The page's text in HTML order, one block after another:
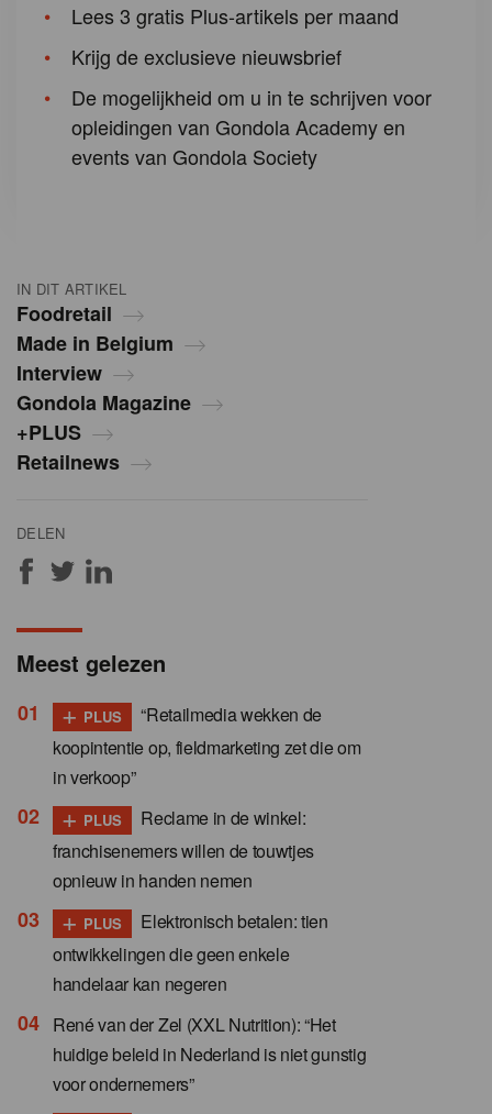
IN DIT ARTIKEL
Foodretail
Made in Belgium
Interview
Gondola Magazine
+PLUS
Retailnews
DELEN
Lees 3 gratis Plus-artikels per maand
Krijg de exclusieve nieuwsbrief
De mogelijkheid om u in te schrijven voor
opleidingen van Gondola Academy en
events van Gondola Society
Meest gelezen
+ PLUS
“Retailmedia wekken de
koopintentie op, fieldmarketing zet die om
in verkoop”
+ PLUS
Reclame in de winkel:
franchisenemers willen de touwtjes
opnieuw in handen nemen
+ PLUS
Elektronisch betalen: tien
ontwikkelingen die geen enkele
handelaar kan negeren
René van der Zel (XXL Nutrition): “Het
huidige beleid in Nederland is niet gunstig
voor ondernemers”